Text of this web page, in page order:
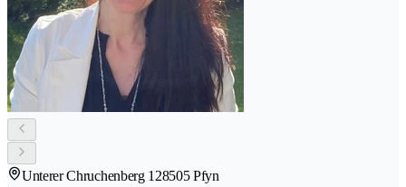
Unterer Chruchenberg 128505 Pfyn